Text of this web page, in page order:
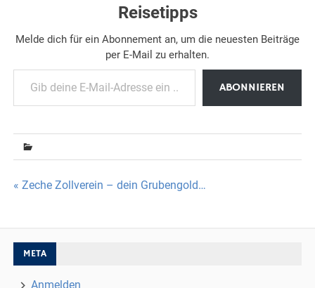
Reisetipps
Melde dich für ein Abonnement an, um die neuesten Beiträge
per E-Mail zu erhalten.
Gib deine E-Mail-Adresse ein ...
ABONNIEREN
Beitragsnavigation
« Zeche Zollverein – dein Grubengold…
META
Anmelden